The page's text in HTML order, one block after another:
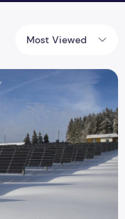
Most Viewed
l’efficacité